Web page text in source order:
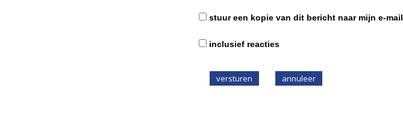
stuur een kopie van dit bericht naar mijn e-mail
inclusief reacties
versturen